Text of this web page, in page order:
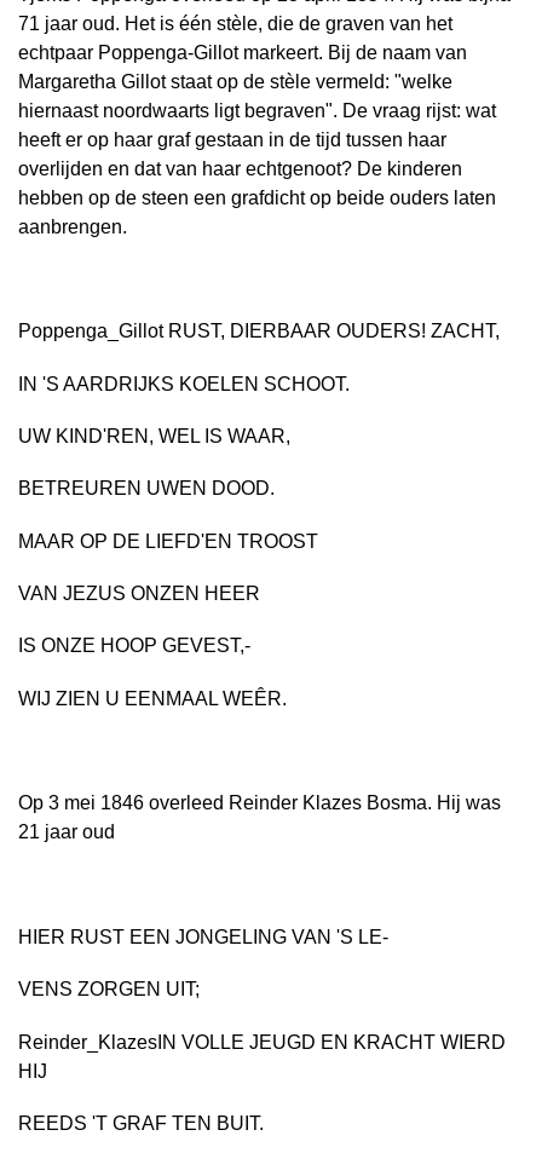
71 jaar oud. Het is één stèle, die de graven van het
echtpaar Poppenga-Gillot markeert. Bij de naam van
Margaretha Gillot staat op de stèle vermeld: "welke
hiernaast noordwaarts ligt begraven". De vraag rijst: wat
heeft er op haar graf gestaan in de tijd tussen haar
overlijden en dat van haar echtgenoot? De kinderen
hebben op de steen een grafdicht op beide ouders laten
aanbrengen.
Poppenga_Gillot RUST, DIERBAAR OUDERS! ZACHT,
IN 'S AARDRIJKS KOELEN SCHOOT.
UW KIND'REN, WEL IS WAAR,
BETREUREN UWEN DOOD.
MAAR OP DE LIEFD'EN TROOST
VAN JEZUS ONZEN HEER
IS ONZE HOOP GEVEST,-
WIJ ZIEN U EENMAAL WEÊR.
Op 3 mei 1846 overleed Reinder Klazes Bosma. Hij was
21 jaar oud
HIER RUST EEN JONGELING VAN 'S LE-
VENS ZORGEN UIT;
Reinder_KlazesIN VOLLE JEUGD EN KRACHT WIERD
HIJ
REEDS 'T GRAF TEN BUIT.